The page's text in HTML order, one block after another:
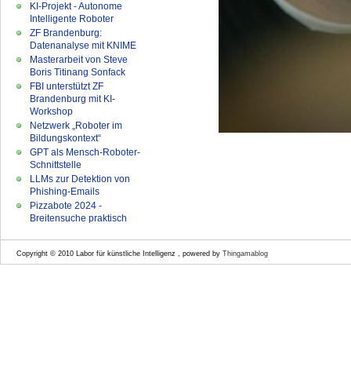
KI-Projekt - Autonome
Intelligente Roboter
ZF Brandenburg:
Datenanalyse mit KNIME
Masterarbeit von Steve
Boris Titinang Sonfack
FBI unterstützt ZF
Brandenburg mit KI-
Workshop
Netzwerk „Roboter im
Bildungskontext“
GPT als Mensch-Roboter-
Schnittstelle
LLMs zur Detektion von
Phishing-Emails
Pizzabote 2024 -
Breitensuche praktisch
Copyright © 2010 Labor für künstliche Intelligenz , powered by Thingamablog